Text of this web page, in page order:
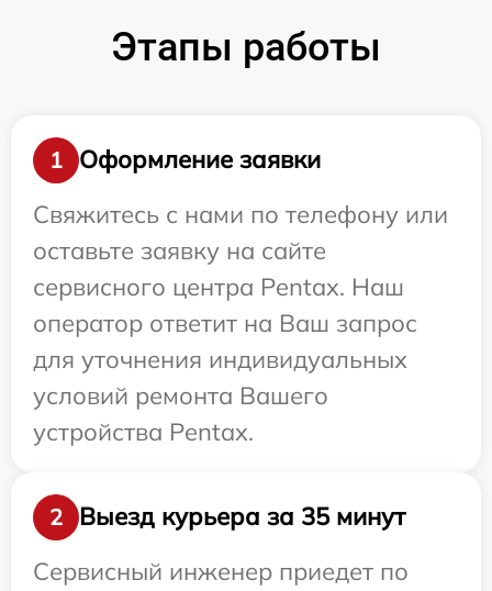
Этапы работы
1
Оформление заявки
Свяжитесь с нами по телефону или
оставьте заявку на сайте
сервисного центра Pentax. Наш
оператор ответит на Ваш запрос
для уточнения индивидуальных
условий ремонта Вашего
устройства Pentax.
2
Выезд курьера за 35 минут
Сервисный инженер приедет по